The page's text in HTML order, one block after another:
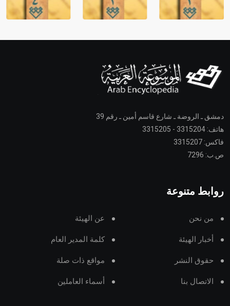
دمشق ـ الروضة ـ شارع قاسم أمين ـ رقم 39
هاتف: 3315204 - 3315205
فاكس: 3315207
ص.ب: 7296
روابط متنوعة
من نحن عن الهيئة
أخبار الهيئة كلمة المدير العام
حقوق النشر مواقع ذات صلة
الاتصال بنا أسماء العاملين